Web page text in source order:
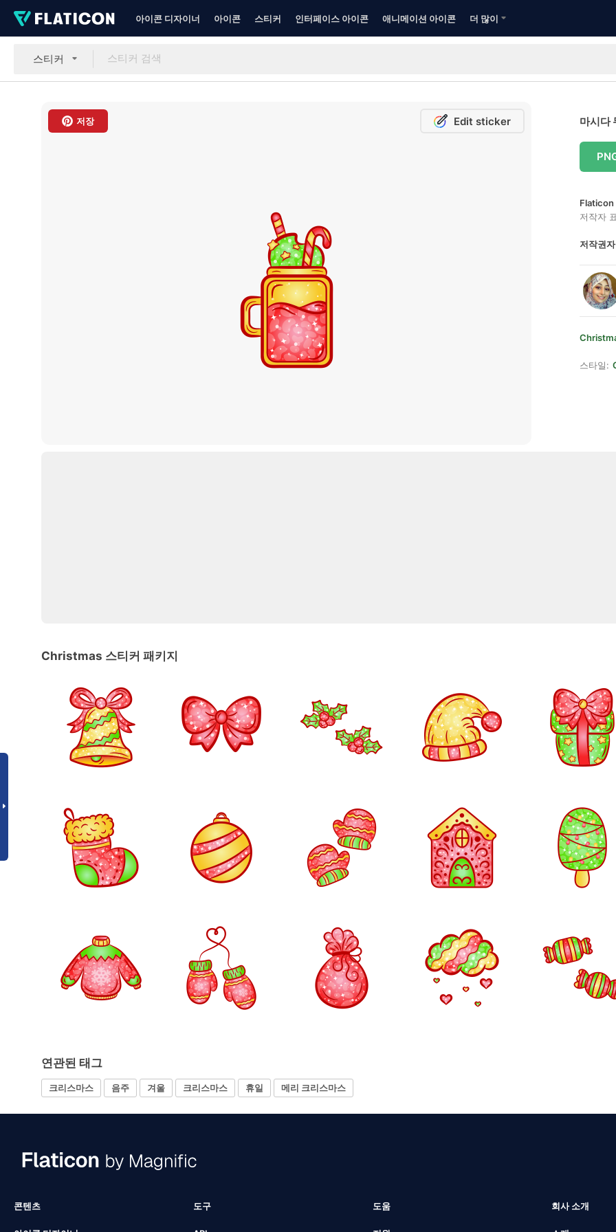
아이콘 디자이너 아이콘 스티커 인터페이스 아이콘 애니메이션 아이콘 더 많이
스티커
저장 Edit sticker 마시다
Flaticon
저작자
저작권
스타일:
Christmas 스티커 패키지
연관된 태그
크리스마스 음주 겨울 크리스마스 휴일 메리 크리스마스
콘텐츠 도구 도움 회사 소개